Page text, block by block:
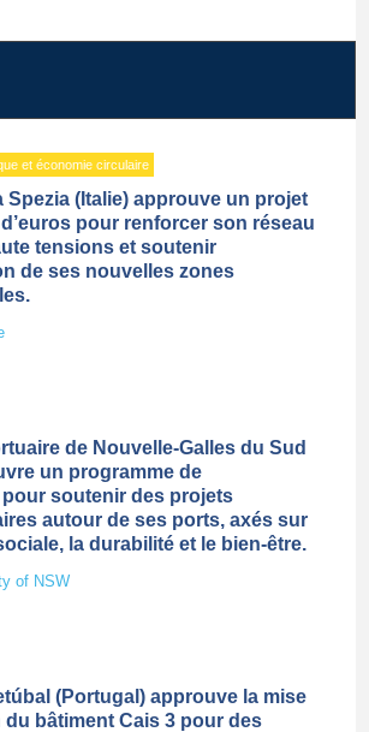
et économie circulaire
Spezia (Italie) approuve un projet
pour renforcer son réseau
tensions et soutenir
de ses nouvelles zones
de Nouvelle-Galles du Sud
un programme de
soutenir des projets
autour de ses ports, axés sur
la durabilité et le bien-être.
of NSW
(Portugal) approuve la mise
bâtiment Cais 3 pour des